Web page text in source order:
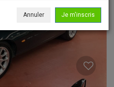
Annuler Je m'inscris